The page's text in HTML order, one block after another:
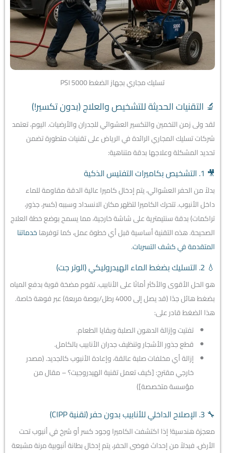
تسليك مجاري بجهاز الضغط PSI 5000
🔬 التقنيات الحديثة للتشخيص والعلاج (بدون تكسير!)
لقد ولى زمن التخمين والتكسير العشوائي للجدران والأرضيات. اليوم، تعتمد
شركات تسليك المجاري الرائدة في الرياض على تقنيات متطورة تضمن
تحديد المشكلة وعلاجها بدقة متناهية:
🎥 1. التشخيص بكاميرات التفتيس الذكية
بدلاً من الحفر العشوائي، يتم إدخال كاميرا عالية الدقة مقاومة للماء
داخل الأنبوب. تتحرك الكاميرا لتظهر مكان الانسداد وسببه (كسر، جذور،
تراكمات) بدقة سنتيمترية على شاشة خارجية، مما يسمح بوضع خطة العلاج
الصحيحة. هذه التقنية أساسية قبل أي خطوة عمل، كما توفرهاخدماتنا
المتقدمة في كشف التسربات.
💧 2. التسليك بضغط الماء الهيدروليكي (الوتر جت)
هو الحل الأقوى والأكثر أمانًا على الأنابيب. تقوم مضخة قوية بدفع المياه
بضغط هائل جدًا (قد يصل إلى 4000 رطل/بوصة مربعة) عبر فوهة خاصة.
هذا الضغط قادر على:
تفتيت وإزالة الدهون الصلبة وبقايا الطعام.
قطع جذور الأشجار وتنظيف جدران الأنابيب بالكامل.
إزالة أي مخلفات صلبة عالقة، وإعادة الأنبوب كالجديد. (مصدر
خارجي مقترح: [كيف تعمل تقنية الهيدروجيت؟ – مقال من
مؤسسة متخصصة])
🔧 3. الإصلاح الداخلي للأنابيب بدون حفر (تقنية CIPP)
معجزة هندسية! إذا اكتشفت الكاميرا وجود كسر أو شرخ في أنبوب تحت
الأرض، فبدلاً من إحداث فوضى الحفر، يتم إدخال بطانة أنبوبية مرنة مشبعة